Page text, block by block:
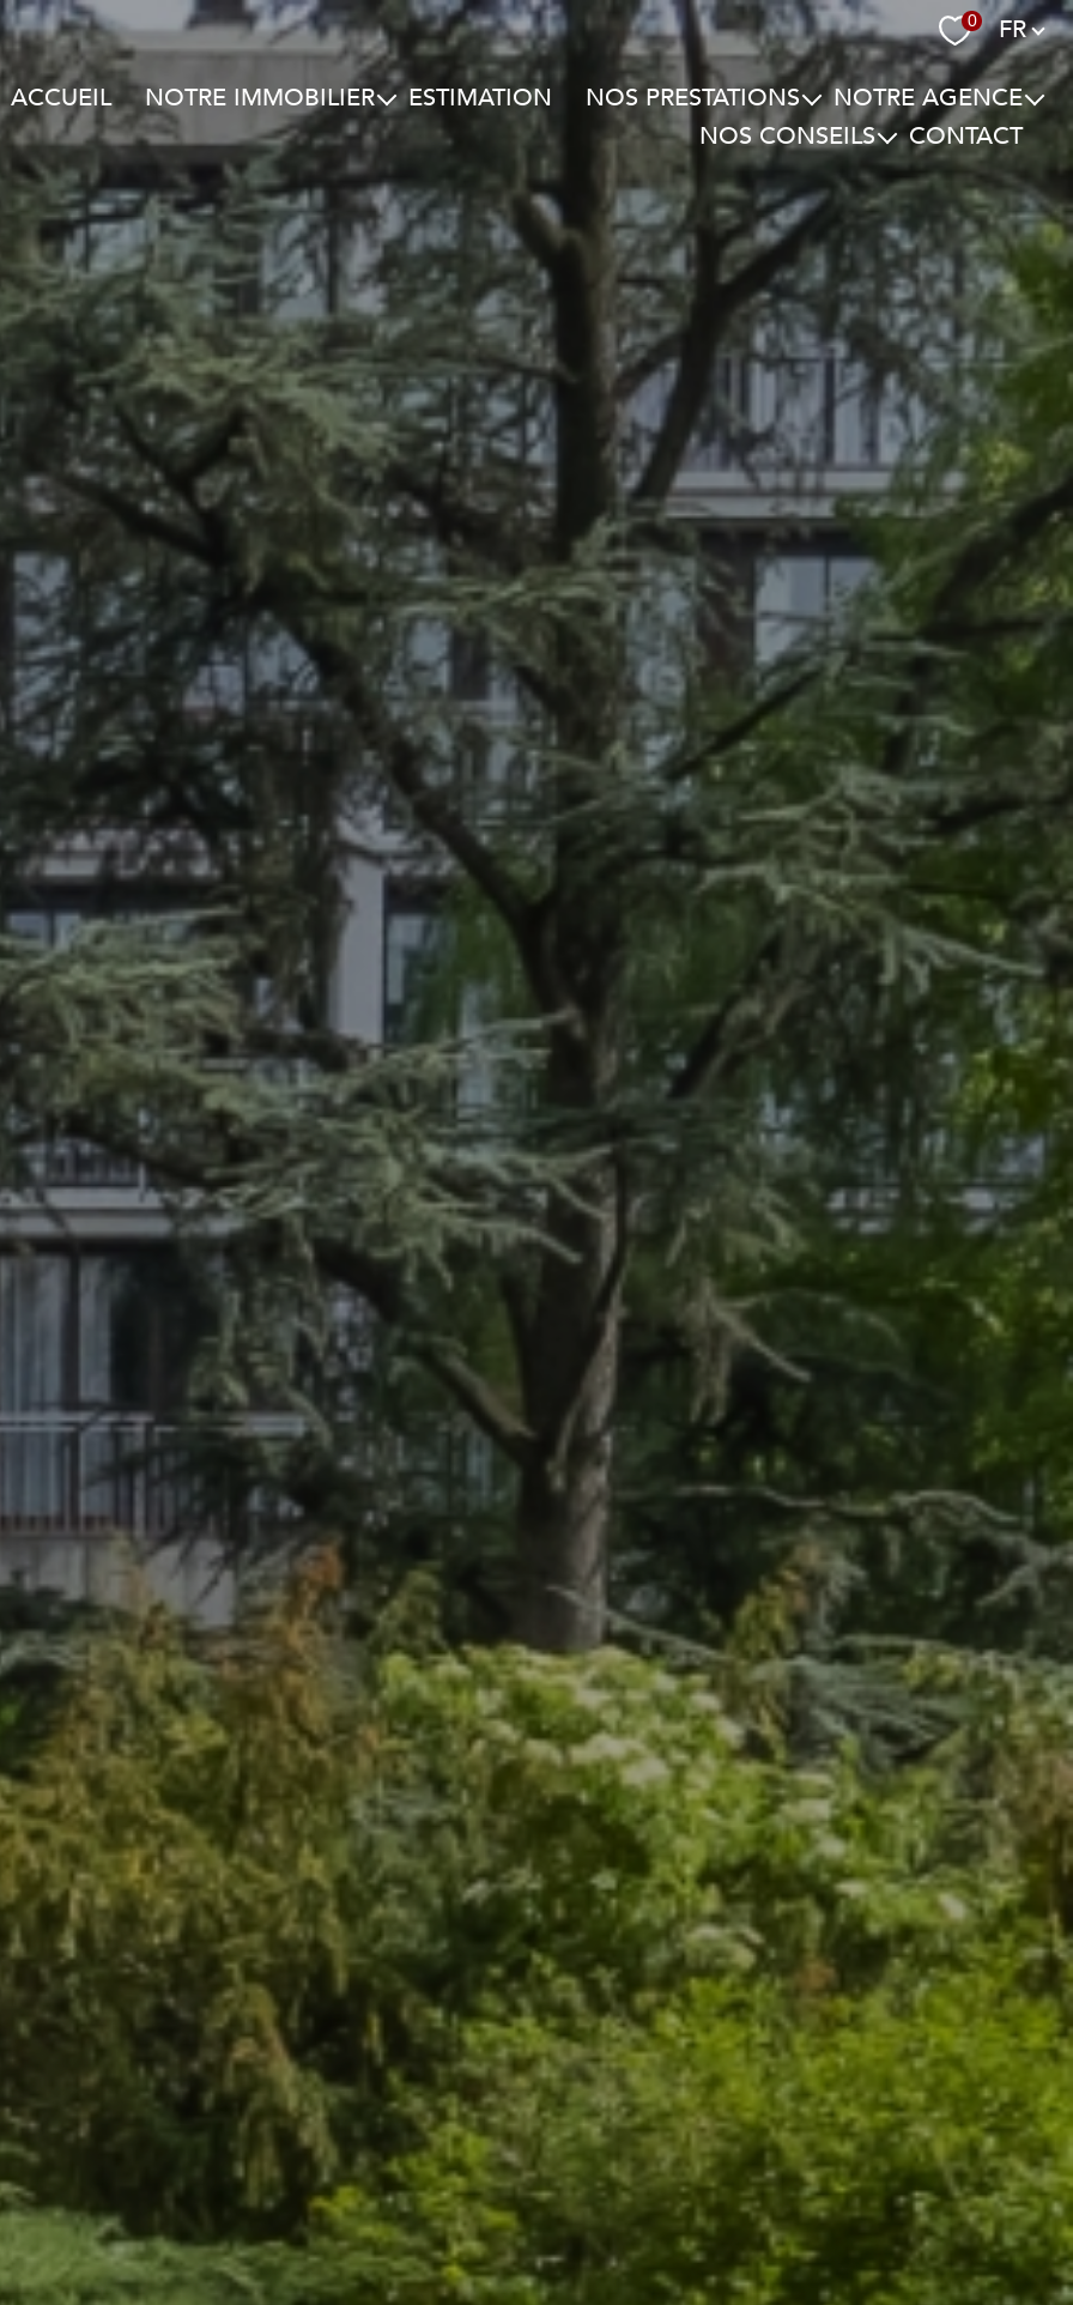
0 Langue
FR
ACCUEIL NOTRE IMMOBILIER
Nos biens à la vente
Nos biens à la location
Alerte e-mail
ESTIMATION NOS PRESTATIONS
Ventes transactions
Ventes interactives
Gestion ou gérance immobilière
Echange définitif
Vente à réméré
Conseil en architecture
Service succession
NOTRE AGENCE
Qui sommes-nous ?
Notre cœur de métier Bibilio
Nos biens vendus
NOS CONSEILS
Conseils transactions
Conseils gestion locative
Conseils travaux
Conseils fiscalité
CONTACT